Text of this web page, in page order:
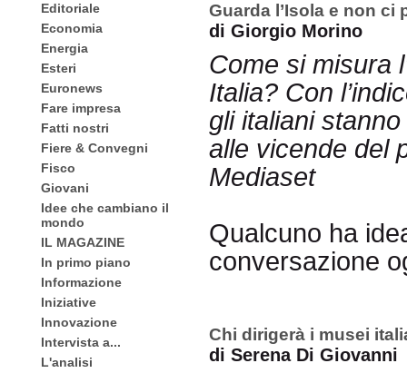
Editoriale
Economia
Energia
Esteri
Euronews
Fare impresa
Fatti nostri
Fiere & Convegni
Fisco
Giovani
Idee che cambiano il
mondo
IL MAGAZINE
In primo piano
Informazione
Iniziative
Innovazione
Intervista a...
L'analisi
Guarda l’Isola e non ci
di Giorgio Morino
Come si misura
Italia? Con
gli italiani
alle vicende del
Mediaset
Qualcuno ha
conversazione
Chi dirigerà i musei
di Serena Di Giovanni